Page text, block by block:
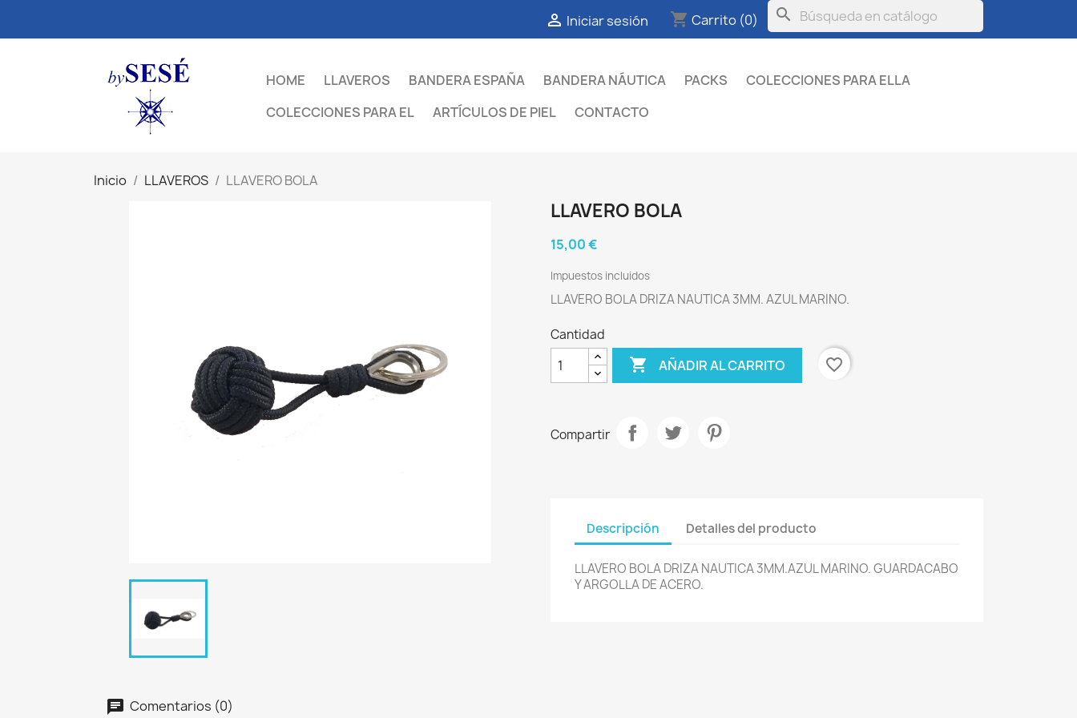
 Iniciar sesión shopping_cart Carrito (0) search
HOME LLAVEROS BANDERA ESPAÑA BANDERA NÁUTICA PACKS
COLECCIONES PARA ELLA
COLECCIONES PARA EL
ARTÍCULOS DE PIEL CONTACTO
Inicio LLAVEROS LLAVERO BOLA
LLAVERO BOLA
15,00 €
Impuestos incluidos
LLAVERO BOLA DRIZA NAUTICA 3MM. AZUL MARINO.
Cantidad
 AÑADIR AL CARRITO favorite_border
Compartir
Descripción Detalles del producto
LLAVERO BOLA DRIZA NAUTICA 3MM.AZUL MARINO. GUARDACABO
Y ARGOLLA DE ACERO.
Comentarios (0)